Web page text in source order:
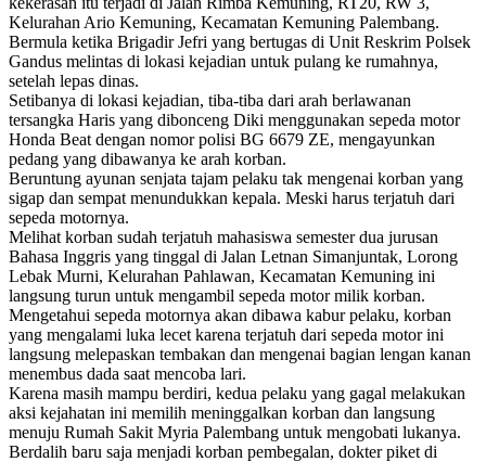
Kelurahan Ario Kemuning, Kecamatan Kemuning Palembang.
Bermula ketika Brigadir Jefri yang bertugas di Unit Reskrim Polsek
Gandus melintas di lokasi kejadian untuk pulang ke rumahnya,
setelah lepas dinas.
Setibanya di lokasi kejadian, tiba-tiba dari arah berlawanan
tersangka Haris yang dibonceng Diki menggunakan sepeda motor
Honda Beat dengan nomor polisi BG 6679 ZE, mengayunkan
pedang yang dibawanya ke arah korban.
Beruntung ayunan senjata tajam pelaku tak mengenai korban yang
sigap dan sempat menundukkan kepala. Meski harus terjatuh dari
sepeda motornya.
Melihat korban sudah terjatuh mahasiswa semester dua jurusan
Bahasa Inggris yang tinggal di Jalan Letnan Simanjuntak, Lorong
Lebak Murni, Kelurahan Pahlawan, Kecamatan Kemuning ini
langsung turun untuk mengambil sepeda motor milik korban.
Mengetahui sepeda motornya akan dibawa kabur pelaku, korban
yang mengalami luka lecet karena terjatuh dari sepeda motor ini
langsung melepaskan tembakan dan mengenai bagian lengan kanan
menembus dada saat mencoba lari.
Karena masih mampu berdiri, kedua pelaku yang gagal melakukan
aksi kejahatan ini memilih meninggalkan korban dan langsung
menuju Rumah Sakit Myria Palembang untuk mengobati lukanya.
Berdalih baru saja menjadi korban pembegalan, dokter piket di